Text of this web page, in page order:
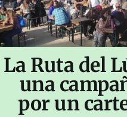
La Ruta del
una
por un